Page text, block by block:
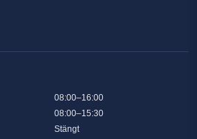
08:00–16:00
08:00–15:30
Stängt